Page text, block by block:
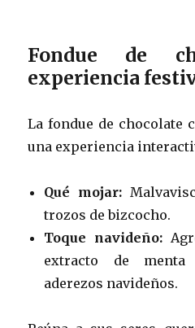
Fondue de
experiencia
La fondue de chocolate
una experiencia
Qué mojar:
trozos de bizcocho.
Toque navideño:
extracto de
aderezos navideños.